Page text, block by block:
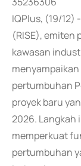
IQPlus, (19/12)
(RISE), emiten
kawasan
pertumbuhan
proyek baru
2026. Langkah
memperkuat
pertumbuhan